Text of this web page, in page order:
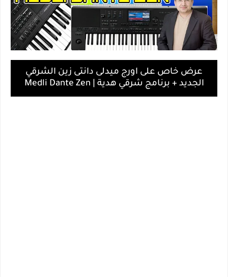
عرض خاص على اورج ميدلى دانتى زين الشرقي
الجديد + برنامج شرقي هدية | Medli Dante Zen